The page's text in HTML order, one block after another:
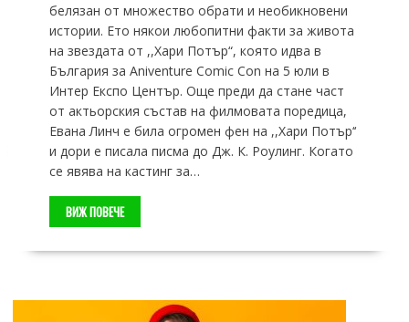
белязан от множество обрати и необикновени
истории. Ето някои любопитни факти за живота
на звездата от ,,Хари Потър“, която идва в
България за Aniventure Comic Con на 5 юли в
Интер Експо Център. Още преди да стане част
от актьорския състав на филмовата поредица,
Евана Линч е била огромен фен на ,,Хари Потър‘‘
и дори е писала писма до Дж. К. Роулинг. Когато
се явява на кастинг за…
ВИЖ ПОВЕЧЕ